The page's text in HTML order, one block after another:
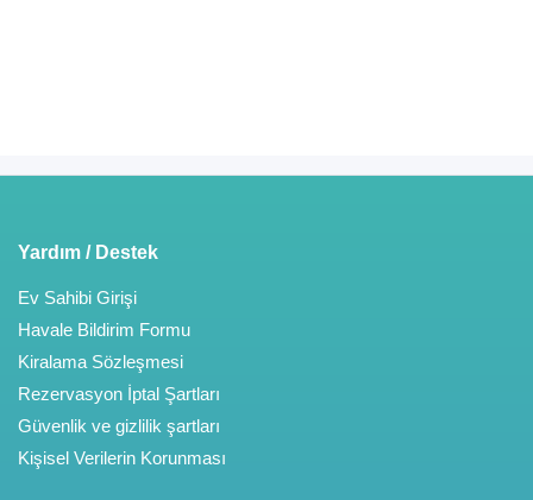
Yardım / Destek
Ev Sahibi Girişi
Havale Bildirim Formu
Kiralama Sözleşmesi
Rezervasyon İptal Şartları
Güvenlik ve gizlilik şartları
Kişisel Verilerin Korunması